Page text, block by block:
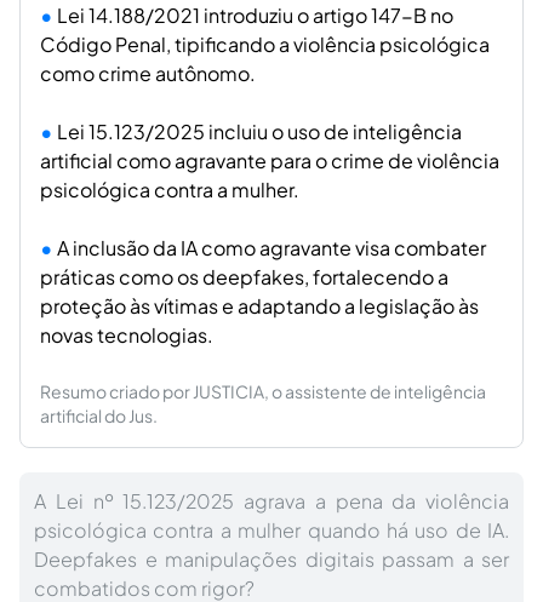
Lei 14.188/2021 introduziu o artigo 147-B no
Código Penal, tipificando a violência psicológica
como crime autônomo.
Lei 15.123/2025 incluiu o uso de inteligência
artificial como agravante para o crime de violência
psicológica contra a mulher.
A inclusão da IA como agravante visa combater
práticas como os deepfakes, fortalecendo a
proteção às vítimas e adaptando a legislação às
novas tecnologias.
Resumo criado por JUSTICIA, o assistente de inteligência
artificial do Jus.
A Lei nº 15.123/2025 agrava a pena da violência
psicológica contra a mulher quando há uso de IA.
Deepfakes e manipulações digitais passam a ser
combatidos com rigor?